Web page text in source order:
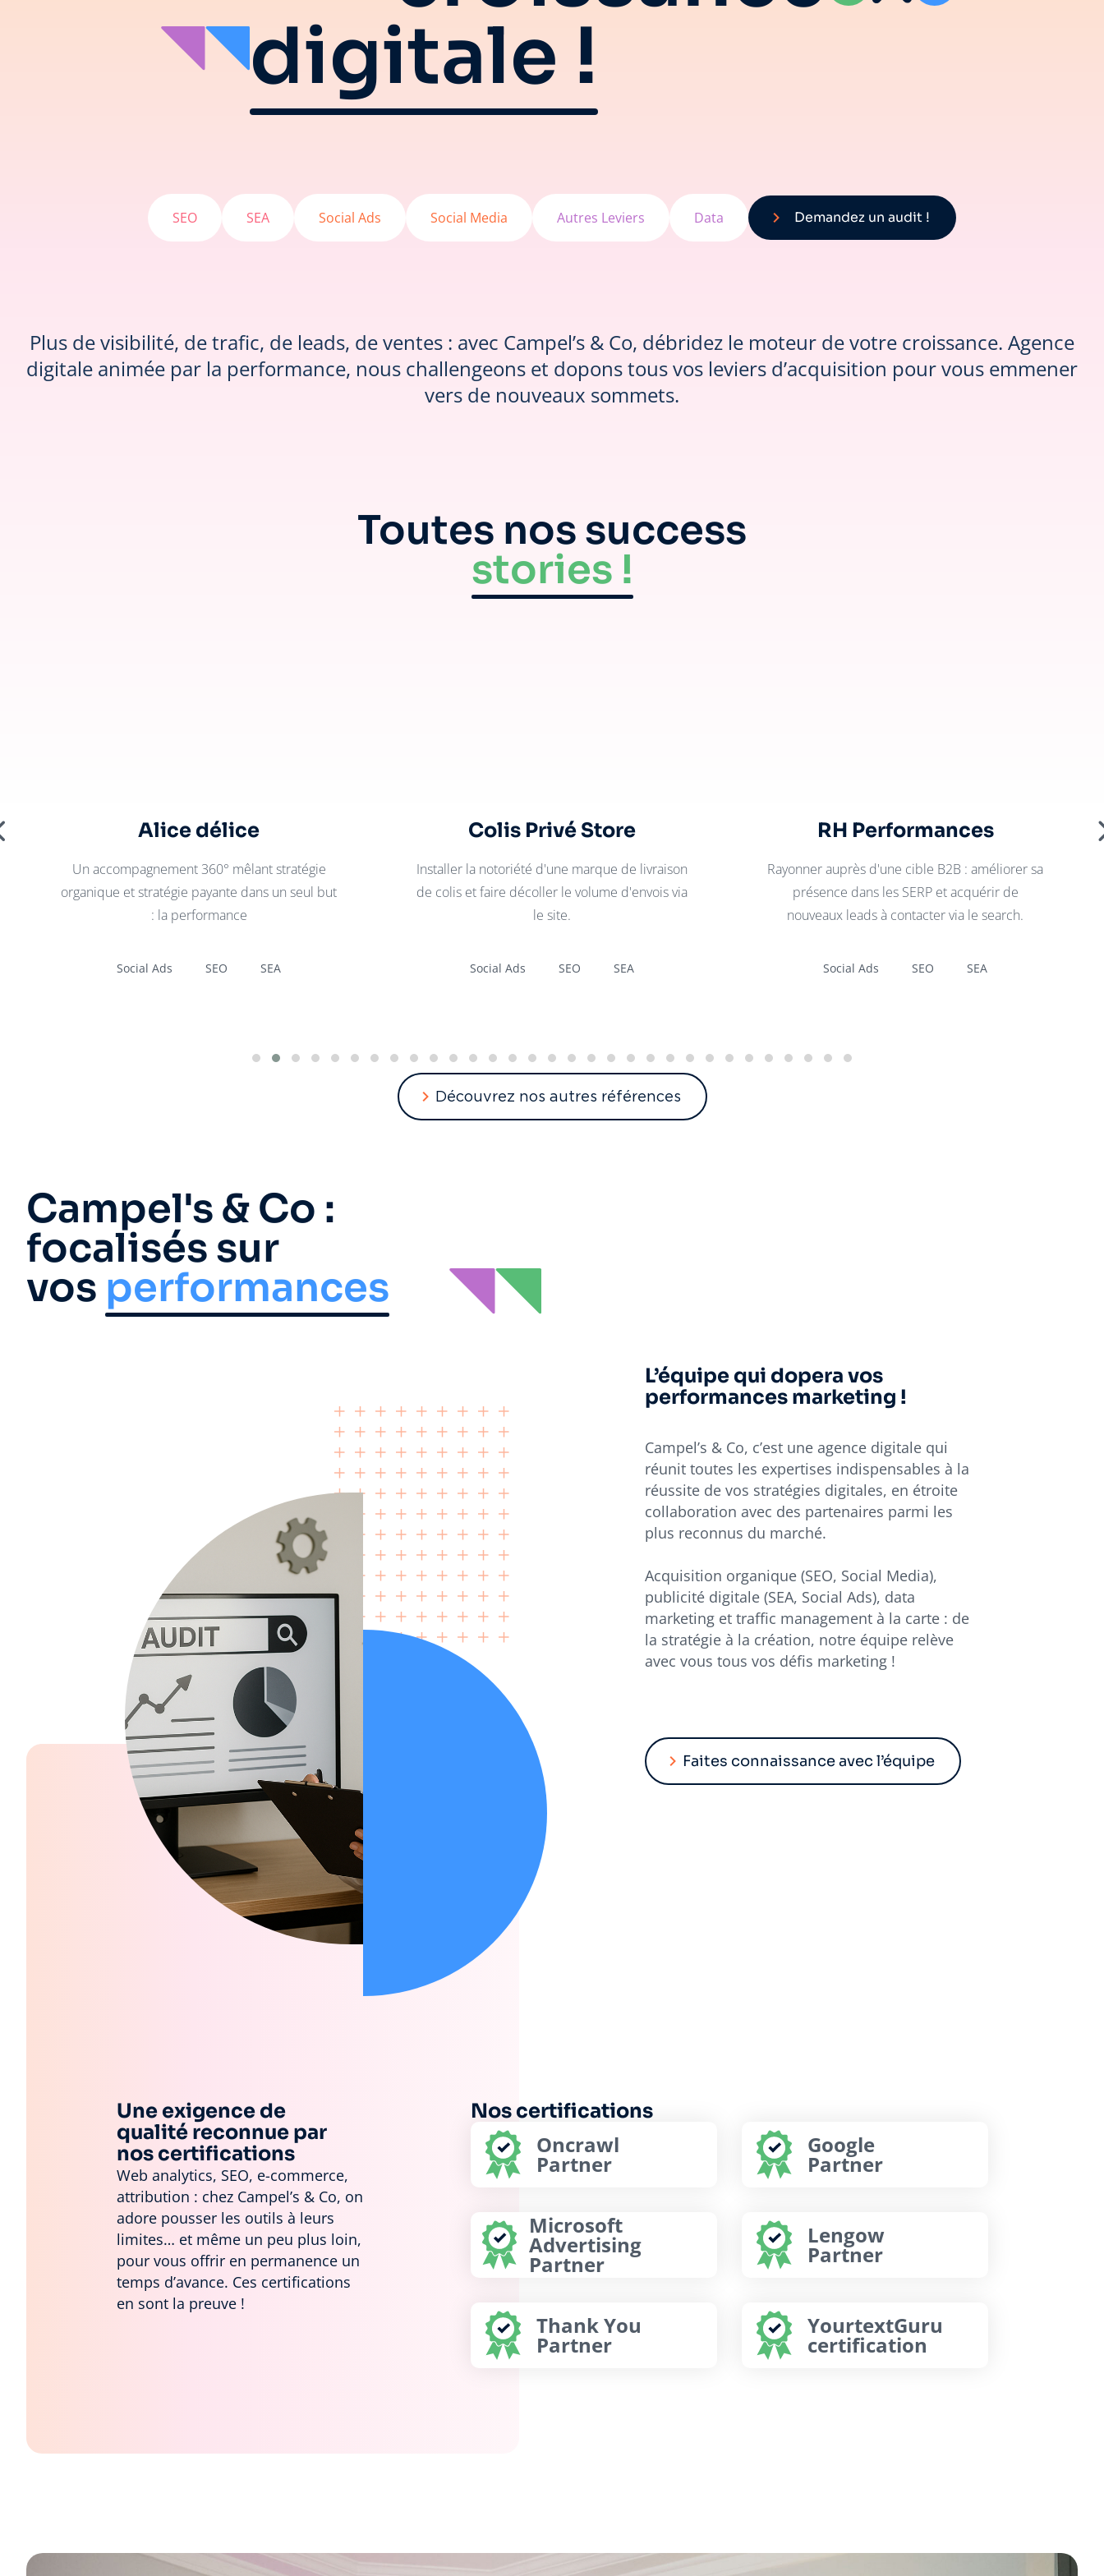
digitale !
SEO SEA Social Ads Social Media Autres Leviers Data Demandez un audit !
Plus de visibilité, de trafic, de leads, de ventes : avec Campel’s & Co, débridez le moteur de votre croissance. Agence
digitale animée par la performance, nous challengeons et dopons tous vos leviers d’acquisition pour vous emmener
vers de nouveaux sommets.
Toutes nos success
stories !
Alice délice
Un accompagnement 360° mêlant stratégie
organique et stratégie payante dans un seul but
: la performance
Social Ads SEO SEA
Colis Privé Store
Installer la notoriété d'une marque de livraison
de colis et faire décoller le volume d'envois via
le site.
Social Ads SEO SEA
RH Performances
Rayonner auprès d'une cible B2B : améliorer sa
présence dans les SERP et acquérir de
nouveaux leads à contacter via le search.
Social Ads SEO SEA
Découvrez nos autres références
Campel's & Co :
focalisés sur
vos performances
L’équipe qui dopera vos
performances marketing !
Campel’s & Co, c’est une agence digitale qui
réunit toutes les expertises indispensables à la
réussite de vos stratégies digitales, en étroite
collaboration avec des partenaires parmi les
plus reconnus du marché.
Acquisition organique (SEO, Social Media),
publicité digitale (SEA, Social Ads), data
marketing et traffic management à la carte : de
la stratégie à la création, notre équipe relève
avec vous tous vos défis marketing !
Faites connaissance avec l’équipe
Une exigence de
qualité reconnue par
nos certifications
Web analytics, SEO, e-commerce,
attribution : chez Campel’s & Co, on
adore pousser les outils à leurs
limites… et même un peu plus loin,
pour vous offrir en permanence un
temps d’avance. Ces certifications
en sont la preuve !
Nos certifications
Oncrawl
Partner
Google
Partner
Microsoft
Advertising
Partner
Lengow
Partner
Thank You
Partner
YourtextGuru
certification